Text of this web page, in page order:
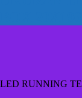
LED RUNNING